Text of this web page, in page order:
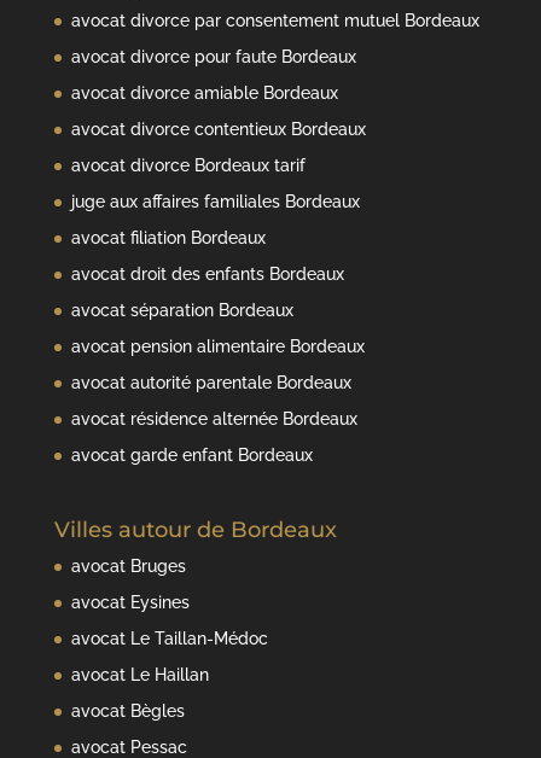
avocat divorce par consentement mutuel Bordeaux
avocat divorce pour faute Bordeaux
avocat divorce amiable Bordeaux
avocat divorce contentieux Bordeaux
avocat divorce Bordeaux tarif
juge aux affaires familiales Bordeaux
avocat filiation Bordeaux
avocat droit des enfants Bordeaux
avocat séparation Bordeaux
avocat pension alimentaire Bordeaux
avocat autorité parentale Bordeaux
avocat résidence alternée Bordeaux
avocat garde enfant Bordeaux
Villes autour de Bordeaux
avocat Bruges
avocat Eysines
avocat Le Taillan-Médoc
avocat Le Haillan
avocat Bègles
avocat Pessac